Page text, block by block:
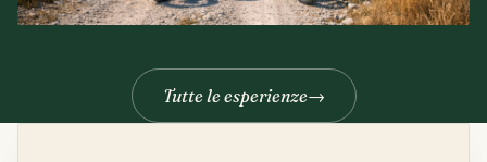
Tutte le esperienze→